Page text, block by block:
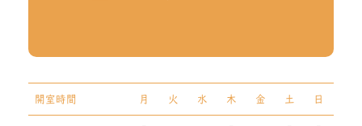
開室時間 月 火 水 木 金 土 日